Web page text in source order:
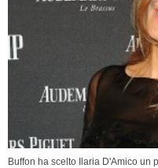
Buffon ha scelto Ilaria D'Amico un